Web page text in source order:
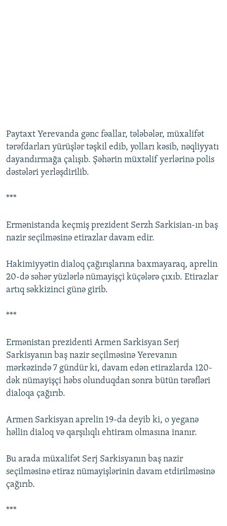
Paytaxt Yerevanda gənc fəallar, tələbələr, müxalifət
tərəfdarları yürüşlər təşkil edib, yolları kəsib, nəqliyyatı
dayandırmağa çalışıb. Şəhərin müxtəlif yerlərinə polis
dəstələri yerləşdirilib.
***
Ermənistanda keçmiş prezident Serzh Sarkisian-ın baş
nazir seçilməsinə etirazlar davam edir.
Hakimiyyətin dialoq çağırışlarına baxmayaraq, aprelin
20-də səhər yüzlərlə nümayişçi küçələrə çıxıb. Etirazlar
artıq səkkizinci günə girib.
***
Ermənistan prezidenti Armen Sarkisyan Serj
Sarkisyanın baş nazir seçilməsinə Yerevanın
mərkəzində 7 gündür ki, davam edən etirazlarda 120-
dək nümayişçi həbs olunduqdan sonra bütün tərəfləri
dialoqa çağırıb.
Armen Sarkisyan aprelin 19-da deyib ki, o yeganə
həllin dialoq və qarşılıqlı ehtiram olmasına inanır.
Bu arada müxalifət Serj Sarkisyanın baş nazir
seçilməsinə etiraz nümayişlərinin davam etdirilməsinə
çağırıb.
***